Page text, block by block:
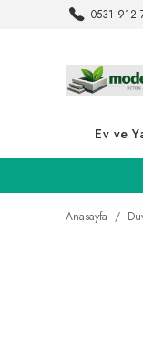
0531 912
Ev ve
Anasayfa